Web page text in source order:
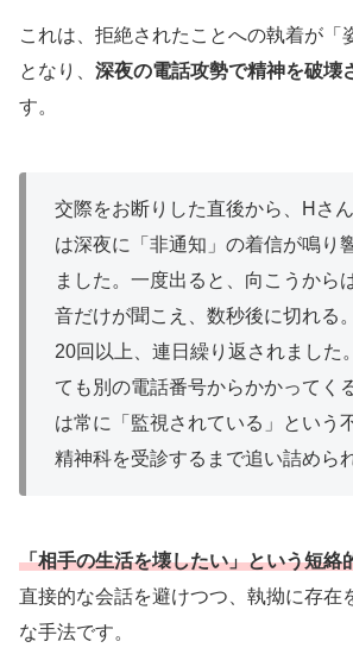
これは、拒絶されたことへの執着が「
となり、 深夜の電話攻勢で精神を破壊
す。
交際をお断りした直後から、Hさ
は深夜に「非通知」の着信が鳴り
ました。一度出ると、向こうから
音だけが聞こえ、数秒後に切れる
20回以上、連日繰り返されました
ても別の電話番号からかかってく
は常に「監視されている」という
精神科を受診するまで追い詰めら
「相手の生活を壊したい」という短絡
直接的な会話を避けつつ、執拗に存在
な手法です。